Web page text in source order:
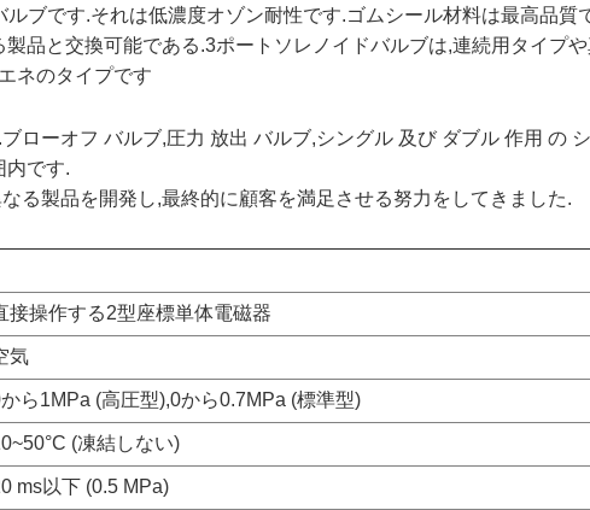
ブです.それは低濃度オゾン耐性です.ゴムシール材料は最高品質
品と交換可能である.3ポートソレノイドバルブは,連続用タイプ
ネのタイプです
ローオフ バルブ,圧力 放出 バルブ,シングル 及び ダブル 作用 の
内です.
る製品を開発し,最終的に顧客を満足させる努力をしてきました.
接操作する2型座標単体電磁器
気
ら1MPa (高圧型),0から0.7MPa (標準型)
(凍結しない)
ms以下 (0.5 MPa)